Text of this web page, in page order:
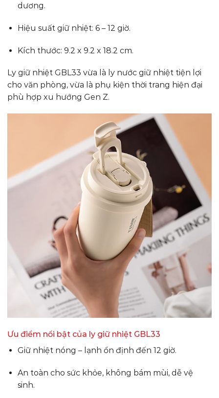
dương.
Hiệu suất giữ nhiệt: 6 – 12 giờ.
Kích thước: 9.2 x 9.2 x 18.2 cm.
Ly giữ nhiệt GBL33 vừa là ly nước giữ nhiệt tiện lợi
cho văn phòng, vừa là phụ kiện thời trang hiện đại
phù hợp xu hướng Gen Z.
Ưu điểm nổi bật của ly giữ nhiệt GBL33
Giữ nhiệt nóng – lạnh ổn định đến 12 giờ.
An toàn cho sức khỏe, không bám mùi, dễ vệ
sinh.